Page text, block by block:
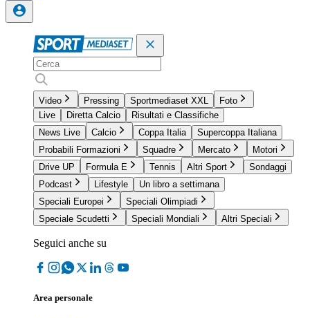
Video Pressing Sportmediaset XXL
Foto
Live
Diretta Calcio
Risultati e Classifiche
News Live
Calcio Coppa Italia
Supercoppa Italiana
Probabili Formazioni
Squadre Mercato
Motori
Drive UP
Formula E Tennis Altri Sport
Sondaggi
Podcast
Lifestyle
Un libro a settimana
Speciali Europei
Speciali Olimpiadi
Speciale Scudetti
Speciali Mondiali Altri Speciali
Seguici anche su
Area personale